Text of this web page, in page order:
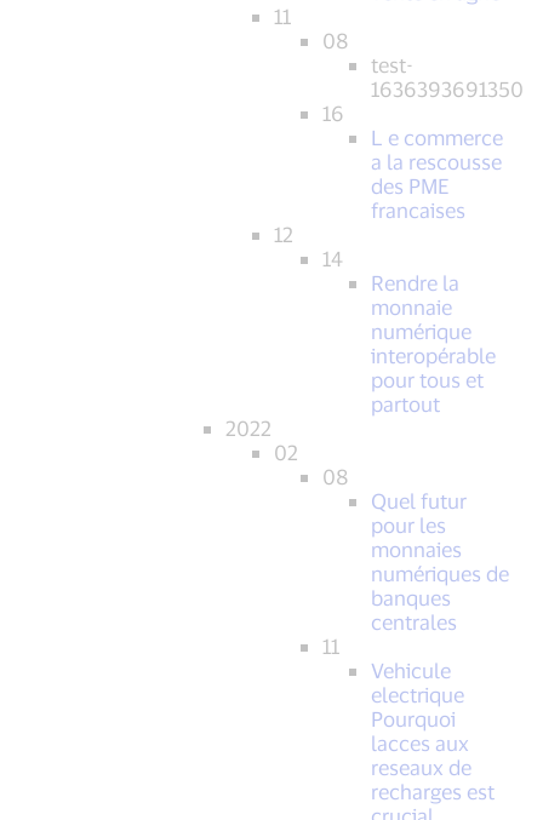
11
08
test-
1636393691350
16
L e commerce
a la rescousse
des PME
francaises
12
14
Rendre la
monnaie
numérique
interopérable
pour tous et
partout
2022
02
08
Quel futur
pour les
monnaies
numériques de
banques
centrales
11
Vehicule
electrique
Pourquoi
lacces aux
reseaux de
recharges est
crucial